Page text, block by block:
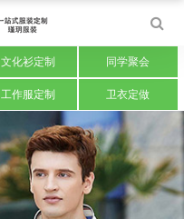
文化衫定制 同学聚会
工作服定制 卫衣定做